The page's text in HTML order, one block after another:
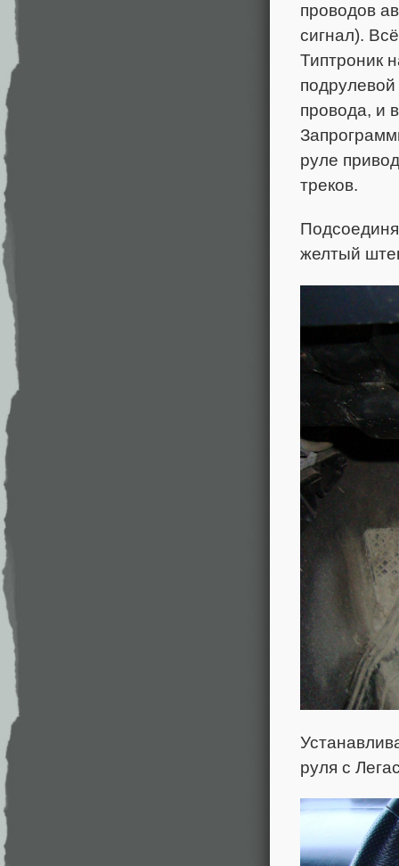
проводов
сигнал).
Типтроник
провода, и
руле
треков.
желтый
руля с